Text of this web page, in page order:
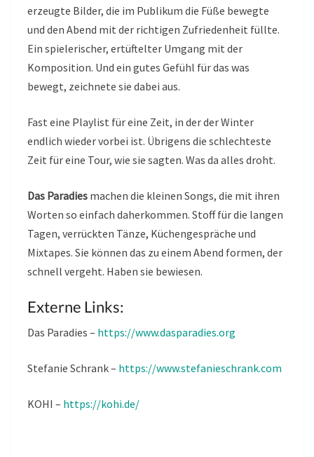
erzeugte Bilder, die im Publikum die Füße bewegte
und den Abend mit der richtigen Zufriedenheit füllte.
Ein spielerischer, ertüftelter Umgang mit der
Komposition. Und ein gutes Gefühl für das was
bewegt, zeichnete sie dabei aus.
Fast eine Playlist für eine Zeit, in der der Winter
endlich wieder vorbei ist. Übrigens die schlechteste
Zeit für eine Tour, wie sie sagten. Was da alles droht.
Das Paradies machen die kleinen Songs, die mit ihren
Worten so einfach daherkommen. Stoff für die langen
Tagen, verrückten Tänze, Küchengespräche und
Mixtapes. Sie können das zu einem Abend formen, der
schnell vergeht. Haben sie bewiesen.
Externe Links:
Das Paradies – https://www.dasparadies.org
Stefanie Schrank – https://www.stefanieschrank.com
KOHI – https://kohi.de/